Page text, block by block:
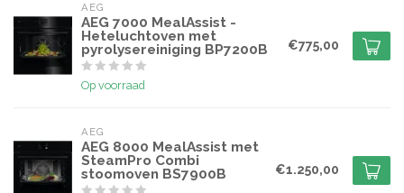
AEG
AEG 7000 MealAssist -
Heteluchtoven met
pyrolysereiniging BP7200B
Op voorraad
€775,00
AEG
AEG 8000 MealAssist met
SteamPro Combi
stoomoven BS7900B
€1.250,00